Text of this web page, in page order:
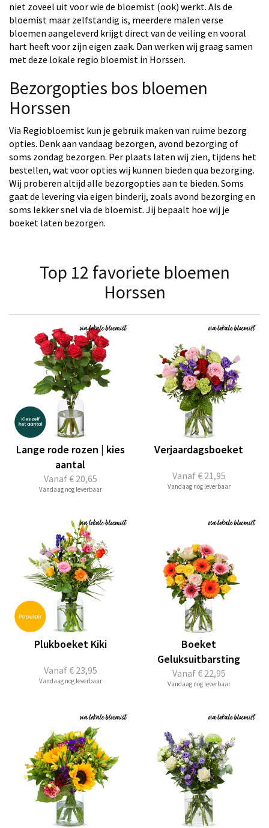
niet zoveel uit voor wie de bloemist (ook) werkt. Als de
bloemist maar zelfstandig is, meerdere malen verse
bloemen aangeleverd krijgt direct van de veiling en vooral
hart heeft voor zijn eigen zaak. Dan werken wij graag samen
met deze lokale regio bloemist in Horssen.
Bezorgopties bos bloemen
Horssen
Via Regiobloemist kun je gebruik maken van ruime bezorg
opties. Denk aan vandaag bezorgen, avond bezorging of
soms zondag bezorgen. Per plaats laten wij zien, tijdens het
bestellen, wat voor opties wij kunnen bieden qua bezorging.
Wij proberen altijd alle bezorgopties aan te bieden. Soms
gaat de levering via eigen binderij, zoals avond bezorging en
soms lekker snel via de bloemist. Jij bepaalt hoe wij je
boeket laten bezorgen.
Top 12 favoriete bloemen
Horssen
Vanaf€ 20,65
Lange rode rozen | kies
aantal
Vandaag nog leverbaar
Vanaf€ 21,95
Verjaardagsboeket
Vandaag nog leverbaar
Vanaf€ 23,95
Plukboeket Kiki
Vandaag nog leverbaar
Vanaf€ 22,95
Boeket
Geluksuitbarsting
Vandaag nog leverbaar